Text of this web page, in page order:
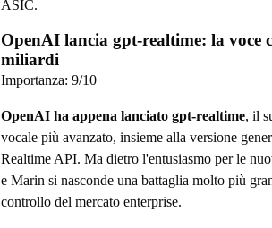
ASIC.
OpenAI lancia gpt-realtime: la voce
miliardi
Importanza: 9/10
OpenAI ha appena lanciato gpt-realtime, il
vocale più avanzato, insieme alla versione
Realtime API. Ma dietro l'entusiasmo per le
e Marin si nasconde una battaglia molto più
controllo del mercato enterprise.